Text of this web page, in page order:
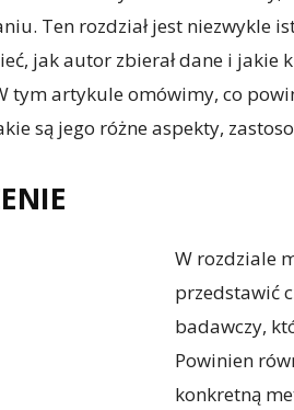
Ten rozdział jest niezwykle
jak autor zbierał dane i jakie
tym artykule omówimy, co
są jego różne aspekty,
W rozdziale
przedstawić
badawczy,
Powinien
konkretną